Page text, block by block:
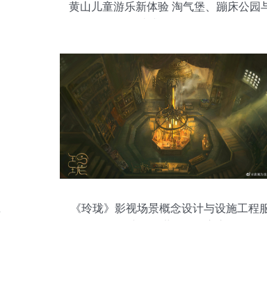
黄山儿童游乐新体验 淘气堡、蹦床公园
《玲珑》影视场景概念设计与设施工程